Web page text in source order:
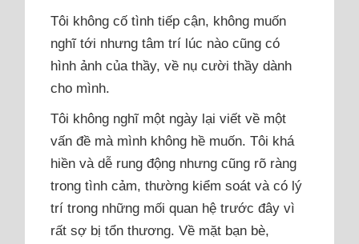
Tôi không cố tình tiếp cận, không muốn
nghĩ tới nhưng tâm trí lúc nào cũng có
hình ảnh của thầy, về nụ cười thầy dành
cho mình.
Tôi không nghĩ một ngày lại viết về một
vấn đề mà mình không hề muốn. Tôi khá
hiền và dễ rung động nhưng cũng rõ ràng
trong tình cảm, thường kiểm soát và có lý
trí trong những mối quan hệ trước đây vì
rất sợ bị tổn thương. Về mặt bạn bè,